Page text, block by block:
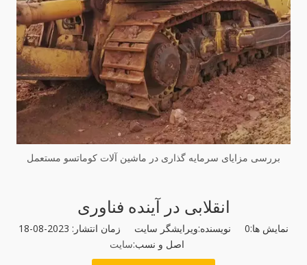
بررسی مزایای سرمایه گذاری در ماشین آلات کوماتسو مستعمل
انقلابی در آینده فناوری
نمایش ها:0
نویسنده:ویرایشگر سایت زمان انتشار: 2023-08-18
اصل و نسب:سایت